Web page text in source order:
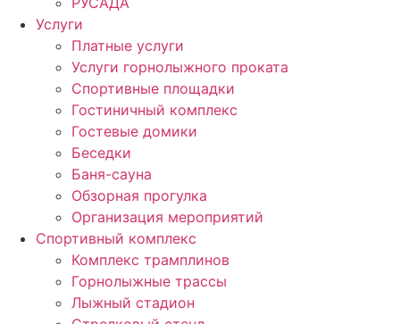
Услуги
Платные услуги
Услуги горнолыжного проката
Спортивные площадки
Гостиничный комплекс
Гостевые домики
Беседки
Баня-сауна
Обзорная прогулка
Организация мероприятий
Спортивный комплекс
Комплекс трамплинов
Горнолыжные трассы
Лыжный стадион